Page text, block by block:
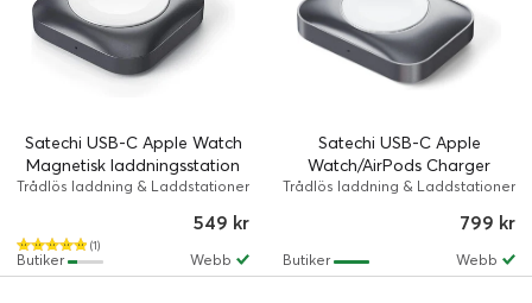
Satechi USB-C Apple Watch
Magnetisk laddningsstation
Trådlös laddning & Laddstationer
(1)
549 kr
Webb
Butiker
Satechi USB-C Apple
Watch/AirPods Charger
Trådlös laddning & Laddstationer
799 kr
Webb
Butiker